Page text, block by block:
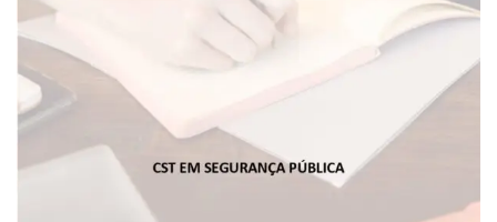
Elaboramos os portfólios
Envio imediato